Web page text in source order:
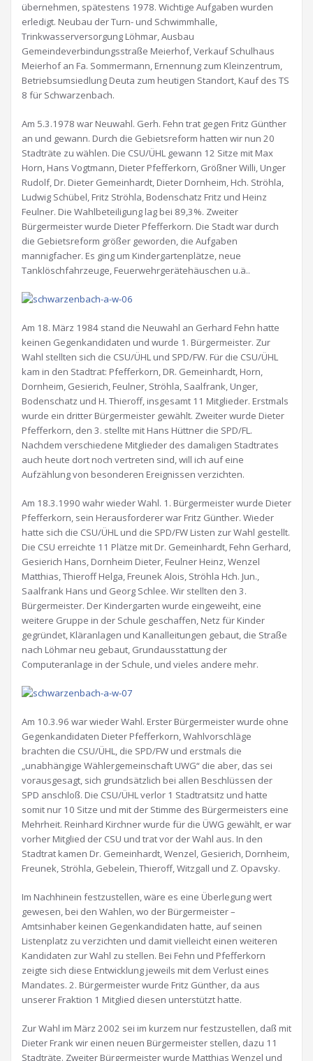
übernehmen, spätestens 1978. Wichtige Aufgaben wurden
erledigt. Neubau der Turn- und Schwimmhalle,
Trinkwasserversorgung Löhmar, Ausbau
Gemeindeverbindungsstraße Meierhof, Verkauf Schulhaus
Meierhof an Fa. Sommermann, Ernennung zum Kleinzentrum,
Betriebsumsiedlung Deuta zum heutigen Standort, Kauf des TS
8 für Schwarzenbach.
Am 5.3.1978 war Neuwahl. Gerh. Fehn trat gegen Fritz Günther
an und gewann. Durch die Gebietsreform hatten wir nun 20
Stadträte zu wählen. Die CSU/ÜHL gewann 12 Sitze mit Max
Horn, Hans Vogtmann, Dieter Pfefferkorn, Größner Willi, Unger
Rudolf, Dr. Dieter Gemeinhardt, Dieter Dornheim, Hch. Ströhla,
Ludwig Schübel, Fritz Ströhla, Bodenschatz Fritz und Heinz
Feulner. Die Wahlbeteiligung lag bei 89,3%. Zweiter
Bürgermeister wurde Dieter Pfefferkorn. Die Stadt war durch
die Gebietsreform größer geworden, die Aufgaben
mannigfacher. Es ging um Kindergartenplätze, neue
Tanklöschfahrzeuge, Feuerwehrgerätehäuschen u.ä..
Am 18. März 1984 stand die Neuwahl an Gerhard Fehn hatte
keinen Gegenkandidaten und wurde 1. Bürgermeister. Zur
Wahl stellten sich die CSU/ÜHL und SPD/FW. Für die CSU/ÜHL
kam in den Stadtrat: Pfefferkorn, DR. Gemeinhardt, Horn,
Dornheim, Gesierich, Feulner, Ströhla, Saalfrank, Unger,
Bodenschatz und H. Thieroff, insgesamt 11 Mitglieder. Erstmals
wurde ein dritter Bürgermeister gewählt. Zweiter wurde Dieter
Pfefferkorn, den 3. stellte mit Hans Hüttner die SPD/FL.
Nachdem verschiedene Mitglieder des damaligen Stadtrates
auch heute dort noch vertreten sind, will ich auf eine
Aufzählung von besonderen Ereignissen verzichten.
Am 18.3.1990 wahr wieder Wahl. 1. Bürgermeister wurde Dieter
Pfefferkorn, sein Herausforderer war Fritz Günther. Wieder
hatte sich die CSU/ÜHL und die SPD/FW Listen zur Wahl gestellt.
Die CSU erreichte 11 Plätze mit Dr. Gemeinhardt, Fehn Gerhard,
Gesierich Hans, Dornheim Dieter, Feulner Heinz, Wenzel
Matthias, Thieroff Helga, Freunek Alois, Ströhla Hch. Jun.,
Saalfrank Hans und Georg Schlee. Wir stellten den 3.
Bürgermeister. Der Kindergarten wurde eingeweiht, eine
weitere Gruppe in der Schule geschaffen, Netz für Kinder
gegründet, Kläranlagen und Kanalleitungen gebaut, die Straße
nach Löhmar neu gebaut, Grundausstattung der
Computeranlage in der Schule, und vieles andere mehr.
Am 10.3.96 war wieder Wahl. Erster Bürgermeister wurde ohne
Gegenkandidaten Dieter Pfefferkorn, Wahlvorschläge
brachten die CSU/ÜHL, die SPD/FW und erstmals die
„unabhängige Wählergemeinschaft UWG“ die aber, das sei
vorausgesagt, sich grundsätzlich bei allen Beschlüssen der
SPD anschloß. Die CSU/ÜHL verlor 1 Stadtratsitz und hatte
somit nur 10 Sitze und mit der Stimme des Bürgermeisters eine
Mehrheit. Reinhard Kirchner wurde für die ÜWG gewählt, er war
vorher Mitglied der CSU und trat vor der Wahl aus. In den
Stadtrat kamen Dr. Gemeinhardt, Wenzel, Gesierich, Dornheim,
Freunek, Ströhla, Gebelein, Thieroff, Witzgall und Z. Opavsky.
Im Nachhinein festzustellen, wäre es eine Überlegung wert
gewesen, bei den Wahlen, wo der Bürgermeister –
Amtsinhaber keinen Gegenkandidaten hatte, auf seinen
Listenplatz zu verzichten und damit vielleicht einen weiteren
Kandidaten zur Wahl zu stellen. Bei Fehn und Pfefferkorn
zeigte sich diese Entwicklung jeweils mit dem Verlust eines
Mandates. 2. Bürgermeister wurde Fritz Günther, da aus
unserer Fraktion 1 Mitglied diesen unterstützt hatte.
Zur Wahl im März 2002 sei im kurzem nur festzustellen, daß mit
Dieter Frank wir einen neuen Bürgermeister stellen, dazu 11
Stadträte. Zweiter Bürgermeister wurde Matthias Wenzel und